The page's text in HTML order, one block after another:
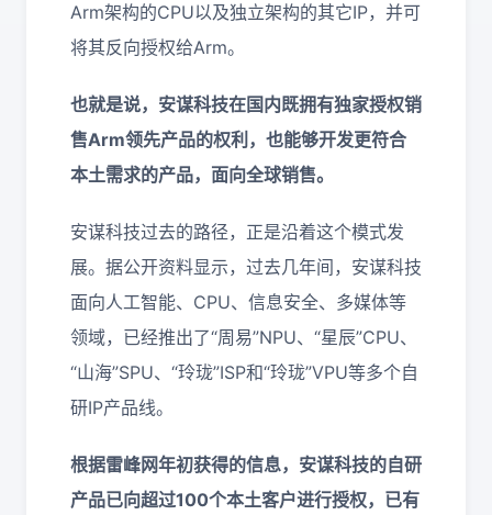
Arm架构的CPU以及独立架构的其它IP，并可
将其反向授权给Arm。
也就是说，安谋科技在国内既拥有独家授权销
售Arm领先产品的权利，也能够开发更符合
本土需求的产品，面向全球销售。
安谋科技过去的路径，正是沿着这个模式发
展。据公开资料显示，过去几年间，安谋科技
面向人工智能、CPU、信息安全、多媒体等
领域，已经推出了“周易”NPU、“星辰”CPU、
“山海”SPU、“玲珑”ISP和“玲珑”VPU等多个自
研IP产品线。
根据雷峰网年初获得的信息，安谋科技的自研
产品已向超过100个本土客户进行授权，已有